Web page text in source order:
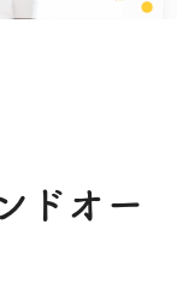
ドオー